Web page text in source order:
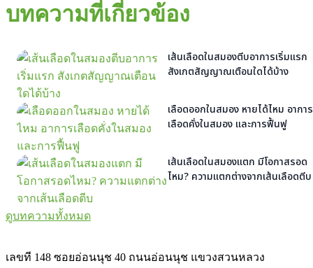
บทความที่เกี่ยวข้อง
เส้นเลือดในสมองตีบอาการเริ่มแรก
สังเกตสัญญาณเตือนใดได้บ้าง
เลือดออกในสมอง หายได้ไหม อาการ
เลือดคั่งในสมอง และการฟื้นฟู
เส้นเลือดในสมองแตก มีโอกาสรอด
ไหม? ความแตกต่างจากเส้นเลือดตีบ
ดูบทความทั้งหมด
เลขที 148 ซอยอ่อนนุช 40 ถนนอ่อนนุช แขวงสวนหลวง